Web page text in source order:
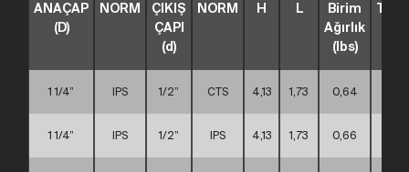
ANAÇAP
(D)
NORM
ÇIKIŞ
ÇAPI
(d)
NORM H L
Birim
Ağırlık
(lbs)
TİP
1 1/4” IPS 1/2” CTS 4,13 1,73 0,64
1 1/4” IPS 1/2” IPS 4,13 1,73 0,66